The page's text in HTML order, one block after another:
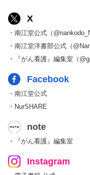
X
・南江堂公式（
・南江堂洋書部公式（
・『がん看護』編集室（
Facebook
・南江堂公式
・NurSHARE
note
・『がん看護』編集室
Instagram